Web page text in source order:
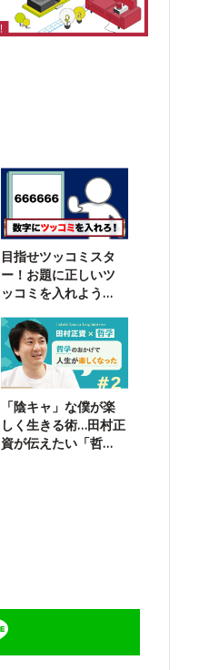
目指せツッコミスタ
ー！お題に正しいツ
ッコミを入れよう
「陰キャ」な僕が楽
しく生きる術…田村正
資が伝えたい「哲